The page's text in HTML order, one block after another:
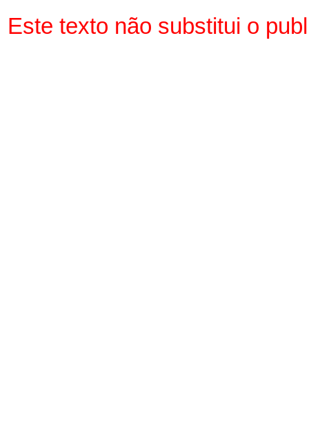
Este texto não substitui o